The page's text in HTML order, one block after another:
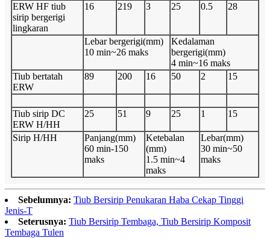
ERW HF tiub
sirip bergerigi
lingkaran
16 219 3 25 0.5 28
Lebar bergerigi(mm)
10 min~26 maks
Kedalaman
bergerigi(mm)
4 min~16 maks
Tiub bertatah
ERW
89 200 16 50 2 15
Tiub sirip DC
ERW H/HH
25 51 9 25 1 15
Sirip H/HH
Panjang(mm)
60 min-150
maks
Ketebalan
(mm)
1.5 min~4
maks
Lebar(mm)
30 min~50
maks
Sebelumnya: Tiub Bersirip Penukaran Haba Cekap Tinggi
Jenis-T
Seterusnya: Tiub Bersirip Tembaga, Tiub Bersirip Komposit
Tembaga Tulen